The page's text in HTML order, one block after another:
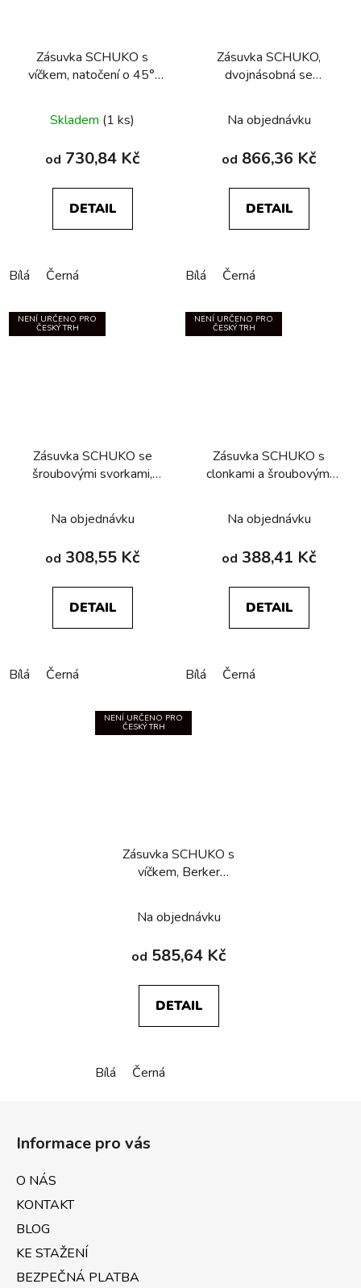
Zásuvka SCHUKO s
víčkem, natočení o 45°,
Skladem (1 ks)
od 730,84 Kč
DETAIL
Bílá Černá
Zásuvka SCHUKO,
dvojnásobná se
Berker R.3
Na objednávku
od 866,36 Kč
DETAIL
Bílá Černá
NENÍ URČENO PRO
ČESKÝ TRH
Zásuvka SCHUKO se
šroubovými svorkami,
Na objednávku
od 308,55 Kč
DETAIL
Bílá Černá
NENÍ URČENO PRO
ČESKÝ TRH
Zásuvka SCHUKO s
clonkami a šroubovými
R.1/R.3/R.8
Na objednávku
od 388,41 Kč
DETAIL
Bílá Černá
NENÍ URČENO PRO
ČESKÝ TRH
Zásuvka SCHUKO s
víčkem, Berker
Na objednávku
od 585,64 Kč
DETAIL
Bílá Černá
Informace pro vás
O NÁS
KONTAKT
BLOG
KE STAŽENÍ
BEZPEČNÁ PLATBA